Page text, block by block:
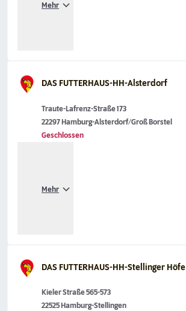
Mehr
DAS FUTTERHAUS-HH-Alsterdorf
Traute-Lafrenz-Straße 173
22297 Hamburg-Alsterdorf/Groß Borstel
Geschlossen
Mehr
DAS FUTTERHAUS-HH-Stellinger Höfe
Kieler Straße 565-573
22525 Hamburg-Stellingen